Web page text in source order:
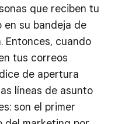
que reciben tu
su bandeja de
Entonces, cuando
tus correos
de apertura
líneas de asunto
son el primer